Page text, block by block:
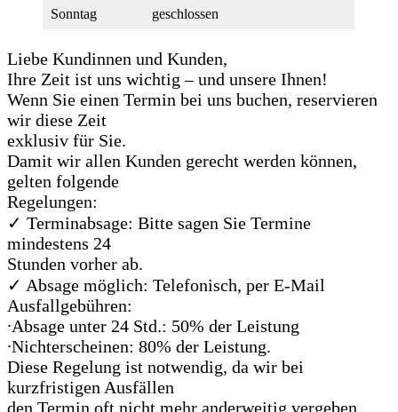
Sonntag geschlossen
Liebe Kundinnen und Kunden,
Ihre Zeit ist uns wichtig – und unsere Ihnen!
Wenn Sie einen Termin bei uns buchen, reservieren
wir diese Zeit
exklusiv für Sie.
Damit wir allen Kunden gerecht werden können,
gelten folgende
Regelungen:
✓ Terminabsage: Bitte sagen Sie Termine
mindestens 24
Stunden vorher ab.
✓ Absage möglich: Telefonisch, per E-Mail
Ausfallgebühren:
∙Absage unter 24 Std.: 50% der Leistung
∙Nichterscheinen: 80% der Leistung.
Diese Regelung ist notwendig, da wir bei
kurzfristigen Ausfällen
den Termin oft nicht mehr anderweitig vergeben